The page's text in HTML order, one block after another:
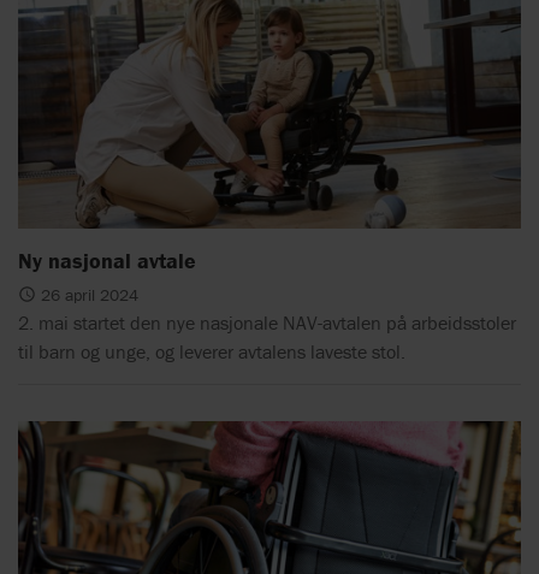
Ny nasjonal avtale
26 april 2024
2. mai startet den nye nasjonale NAV-avtalen på arbeidsstoler
til barn og unge, og leverer avtalens laveste stol.